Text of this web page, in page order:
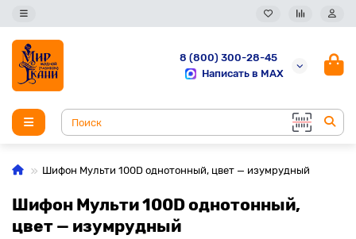
8 (800) 300-28-45
Написать в MAX
Шифон Мульти 100D однотонный, цвет — изумрудный
Шифон Мульти 100D однотонный,
цвет — изумрудный